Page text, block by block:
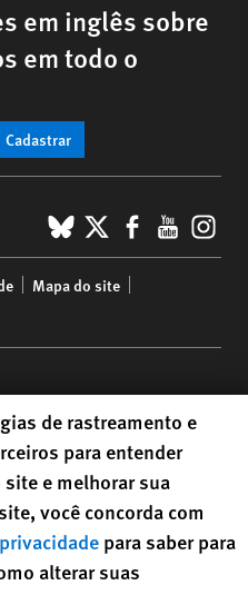
em inglês sobre
em todo o
Cadastrar
BlueSky
X
Mapa do site
34th Floor | New York,
nonprofit registered in the US
de rastreamento e
para entender
e melhorar sua
você concorda com
para saber para
alterar suas